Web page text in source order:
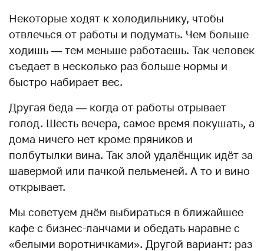
Некоторые ходят к холодильнику, чтобы
отвлечься от работы и подумать. Чем больше
ходишь — тем меньше работаешь. Так человек
съедает в несколько раз больше нормы и
быстро набирает вес.
Другая беда — когда от работы отрывает
голод. Шесть вечера, самое время покушать, а
дома ничего нет кроме пряников и
полбутылки вина. Так злой удалёнщик идёт за
шавермой или пачкой пельменей. А то и вино
открывает.
Мы советуем днём выбираться в ближайшее
кафе с бизнес-ланчами и обедать наравне с
«белыми воротничками». Другой вариант: раз